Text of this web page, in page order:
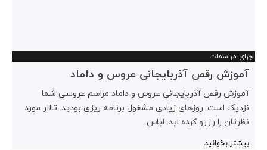
اجرای مراسمات
آموزش رقص آذربایجانی عروس و داماد
آموزش رقص آذربایجانی عروس و داماد مراسم عروسی شما
نزدیک است. روزهای زیادی مشغول برنامه ریزی بودید. تالار مورد
نظرتان را رزرو کرده اید. لباس
بیشتر بخوانید